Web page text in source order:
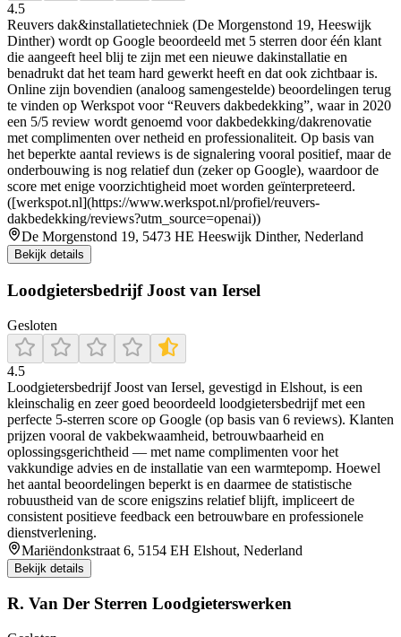
4.5
Reuvers dak&installatietechniek (De Morgenstond 19, Heeswijk
Dinther) wordt op Google beoordeeld met 5 sterren door één klant
die aangeeft heel blij te zijn met een nieuwe dakinstallatie en
benadrukt dat het team hard gewerkt heeft en dat ook zichtbaar is.
Online zijn bovendien (analoog samengestelde) beoordelingen terug
te vinden op Werkspot voor “Reuvers dakbedekking”, waar in 2020
een 5/5 review wordt genoemd voor dakbedekking/dakrenovatie
met complimenten over netheid en professionaliteit. Op basis van
het beperkte aantal reviews is de signalering vooral positief, maar de
onderbouwing is nog relatief dun (zeker op Google), waardoor de
score met enige voorzichtigheid moet worden geïnterpreteerd.
([werkspot.nl](https://www.werkspot.nl/profiel/reuvers-
dakbedekking/reviews?utm_source=openai))
De Morgenstond 19, 5473 HE Heeswijk Dinther, Nederland
Bekijk details
Loodgietersbedrijf Joost van Iersel
Gesloten
4.5
Loodgietersbedrijf Joost van Iersel, gevestigd in Elshout, is een
kleinschalig en zeer goed beoordeeld loodgietersbedrijf met een
perfecte 5‑sterren score op Google (op basis van 6 reviews). Klanten
prijzen vooral de vakbekwaamheid, betrouwbaarheid en
oplossingsgerichtheid — met name complimenten voor het
vakkundige advies en de installatie van een warmtepomp. Hoewel
het aantal beoordelingen beperkt is en daarmee de statistische
robuustheid van de score enigszins relatief blijft, impliceert de
consistent positieve feedback een betrouwbare en professionele
dienstverlening.
Mariëndonkstraat 6, 5154 EH Elshout, Nederland
Bekijk details
R. Van Der Sterren Loodgieterswerken